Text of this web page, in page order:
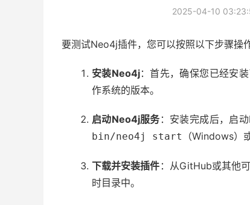
2025-04-10
要测试Neo4j插件，您可以按照以下步骤操作
安装Neo4j：首先，确保您已经安
作系统的版本。
启动Neo4j服务 ：安装完成后，启
bin/neo4j start （Windows）
下载并安装插件 ：从GitHub或其他
时目录中。